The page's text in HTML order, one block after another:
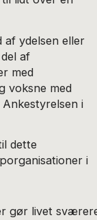
af ydelsen eller
af
med
voksne med
i
dette
i